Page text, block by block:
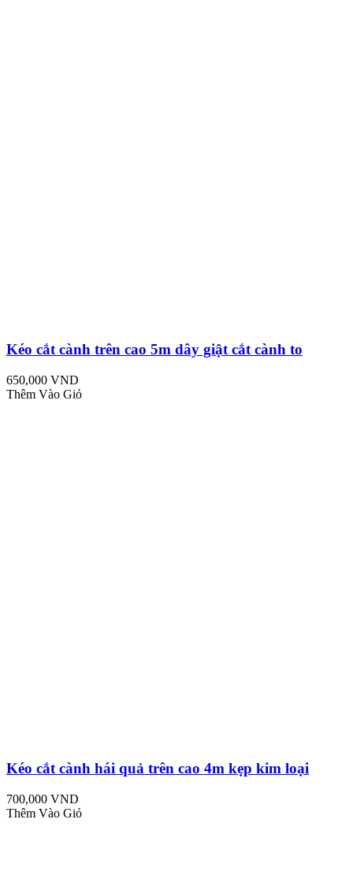
Kéo cắt cành trên cao 5m dây giật cắt cành to
650,000 VND
Thêm Vào Giỏ
Kéo cắt cành hái quả trên cao 4m kẹp kim loại
700,000 VND
Thêm Vào Giỏ